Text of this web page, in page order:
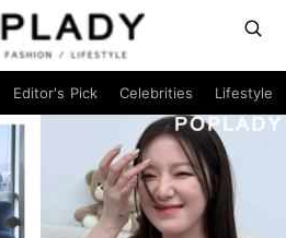
Editor's Pick Celebrities Lifestyle